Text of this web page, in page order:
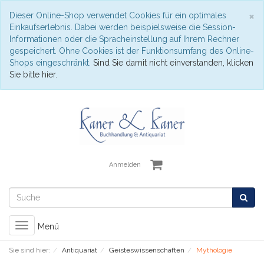
×
Dieser Online-Shop verwendet Cookies für ein optimales
Einkaufserlebnis. Dabei werden beispielsweise die Session-
Informationen oder die Spracheinstellung auf Ihrem Rechner
gespeichert. Ohne Cookies ist der Funktionsumfang des Online-
Shops eingeschränkt. Sind Sie damit nicht einverstanden, klicken
Sie bitte hier.
Anmelden
Toggle
navigation
Menü
Sie sind hier: Antiquariat Geisteswissenschaften Mythologie